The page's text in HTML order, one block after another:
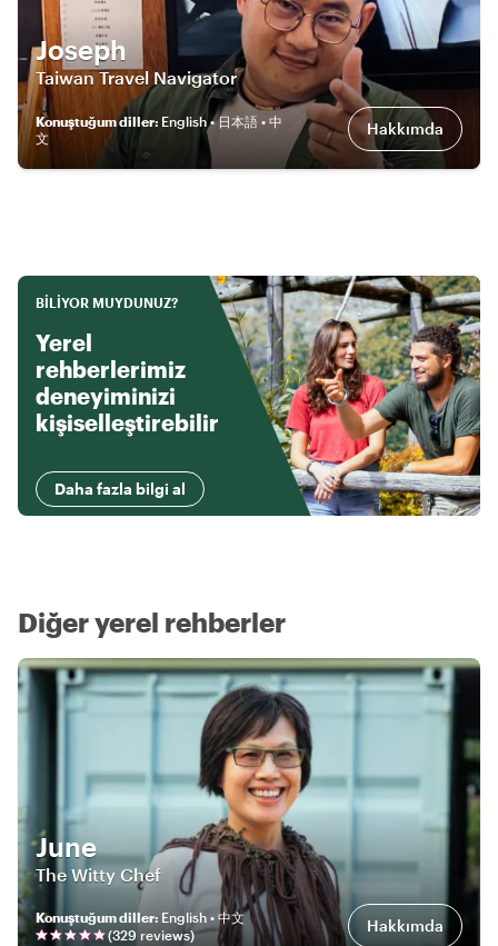
Joseph
Taiwan Travel Navigator
Konuştuğum diller: English • 日本語 • 中
文
Hakkımda
BILIYOR MUYDUNUZ?
Yerel
rehberlerimiz
deneyiminizi
kişiselleştirebilir
Daha fazla bilgi al
Diğer yerel rehberler
June
The Witty Chef
Konuştuğum diller: English • 中文
(329 reviews) Hakkımda